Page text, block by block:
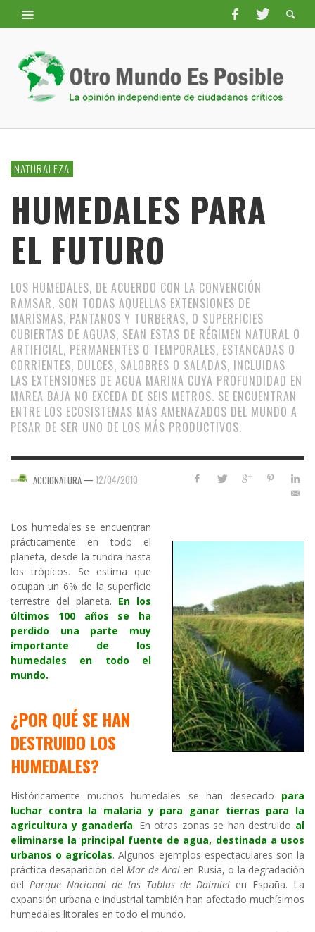
NATURALEZA
HUMEDALES PARA
EL FUTURO
LOS HUMEDALES, DE ACUERDO CON LA CONVENCIÓN
RAMSAR, SON TODAS AQUELLAS EXTENSIONES DE
MARISMAS, PANTANOS Y TURBERAS, O SUPERFICIES
CUBIERTAS DE AGUAS, SEAN ESTAS DE RÉGIMEN NATURAL O
ARTIFICIAL, PERMANENTES O TEMPORALES, ESTANCADAS O
CORRIENTES, DULCES, SALOBRES O SALADAS, INCLUIDAS
LAS EXTENSIONES DE AGUA MARINA CUYA PROFUNDIDAD EN
MAREA BAJA NO EXCEDA DE SEIS METROS. SE ENCUENTRAN
ENTRE LOS ECOSISTEMAS MÁS AMENAZADOS DEL MUNDO A
PESAR DE SER UNO DE LOS MÁS PRODUCTIVOS.
ACCIONATURA — 12/04/2010
Los humedales se encuentran
prácticamente en todo el
planeta, desde la tundra hasta
los trópicos. Se estima que
ocupan un 6% de la superficie
terrestre del planeta. En los
últimos 100 años se ha
perdido una parte muy
importante de los
humedales en todo el
mundo.
¿POR QUÉ SE HAN
DESTRUIDO LOS
HUMEDALES?
Históricamente muchos humedales se han desecado para
luchar contra la malaria y para ganar tierras para la
agricultura y ganadería. En otras zonas se han destruido al
eliminarse la principal fuente de agua, destinada a usos
urbanos o agrícolas. Algunos ejemplos espectaculares son la
práctica desaparición delMar de Aral en Rusia, o la degradación
del Parque Nacional de las Tablas de Daimiel en España. La
expansión urbana e industrial también han afectado muchísimos
humedales litorales en todo el mundo.